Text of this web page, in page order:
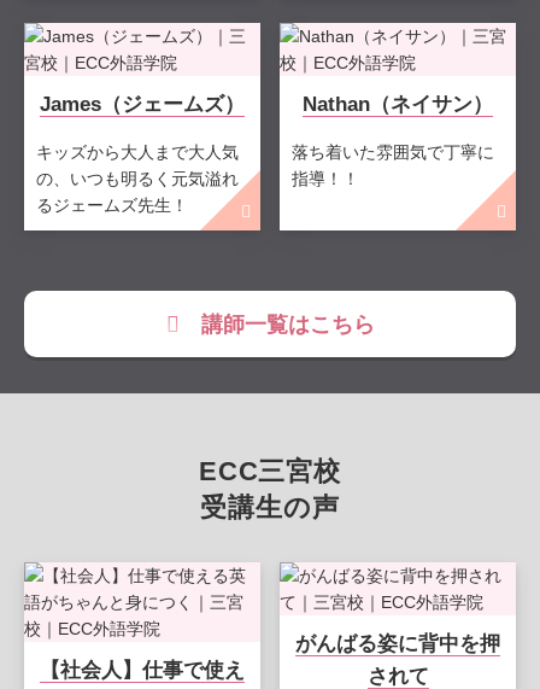
James（ジェームズ）
キッズから大人まで大人気
の、いつも明るく元気溢れ
るジェームズ先生！
Nathan（ネイサン）
落ち着いた雰囲気で丁寧に
指導！！
講師一覧はこちら
ECC三宮校
受講生の声
【社会人】仕事で使え
がんばる姿に背中を押
されて